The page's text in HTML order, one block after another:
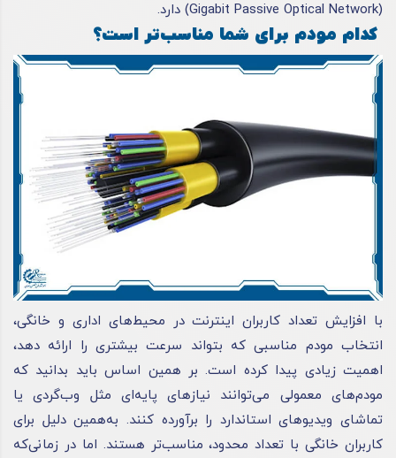
(Gigabit Passive Optical Network) دارد.
کدام مودم برای شما مناسب‌تر است؟
با افزایش تعداد کاربران اینترنت در محیط‌های اداری و خانگی،
انتخاب مودم مناسبی که بتواند سرعت بیشتری را ارائه دهد،
اهمیت زیادی پیدا کرده است. بر همین اساس باید بدانید که
مودم‌های معمولی می‌توانند نیازهای پایه‌ای مثل وب‌گردی یا
تماشای ویدیوهای استاندارد را برآورده کنند. به‌همین دلیل برای
کاربران خانگی با تعداد محدود، مناسب‌تر هستند. اما در زمانی‌که